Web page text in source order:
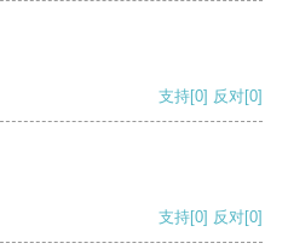
支持[0] 反对[0]
支持[0] 反对[0]